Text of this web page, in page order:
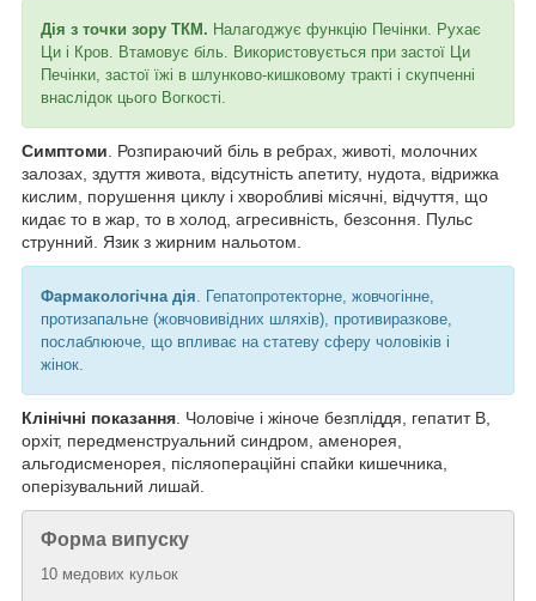
Дія з точки зору ТКМ. Налагоджує функцію Печінки. Рухає
Ци і Кров. Втамовує біль. Використовується при застої Ци
Печінки, застої їжі в шлунково-кишковому тракті і скупченні
внаслідок цього Вогкості.
Симптоми . Розпираючий біль в ребрах, животі, молочних
залозах, здуття живота, відсутність апетиту, нудота, відрижка
кислим, порушення циклу і хворобливі місячні, відчуття, що
кидає то в жар, то в холод, агресивність, безсоння. Пульс
струнний. Язик з жирним нальотом.
Фармакологічна дія . Гепатопротекторне, жовчогінне,
протизапальне (жовчовивідних шляхів), противиразкове,
послаблююче, що впливає на статеву сферу чоловіків і
жінок.
Клінічні показання . Чоловіче і жіноче безпліддя, гепатит В,
орхіт, передменструальний синдром, аменорея,
альгодисменорея, післяопераційні спайки кишечника,
оперізувальний лишай.
Форма випуску
10 медових кульок